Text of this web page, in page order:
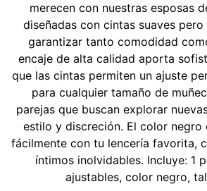
merecen con nuestras esposas
diseñadas con cintas suaves
garantizar tanto comodidad
encaje de alta calidad aporta
que las cintas permiten un ajuste
para cualquier tamaño de
parejas que buscan explorar
estilo y discreción. El color negro
fácilmente con tu lencería favorita,
íntimos inolvidables. Incluye: 1
ajustables, color negro,